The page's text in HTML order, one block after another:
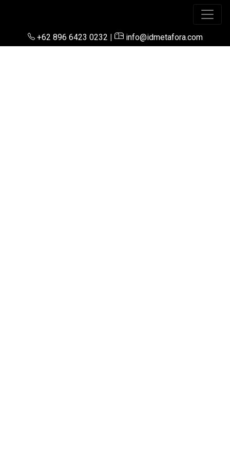
+62 896 6423 0232 | info@idmetafora.com